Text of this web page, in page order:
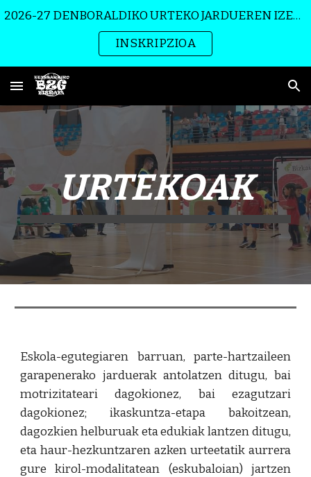
2026-27 DENBORALDIKO URTEKO JARDUEREN IZEN-EMATE EPEA ZABALIK!
INSKRIPZIOA
URTEKOAK
Eskola-egutegiaren barruan, parte-hartzaileen
garapenerako jarduerak antolatzen ditugu, bai
motrizitateari dagokionez, bai ezagutzari
dagokionez; ikaskuntza-etapa bakoitzean,
dagozkien helburuak eta edukiak lantzen ditugu,
eta haur-hezkuntzaren azken urteetatik aurrera
gure kirol-modalitatean (eskubaloian) jartzen